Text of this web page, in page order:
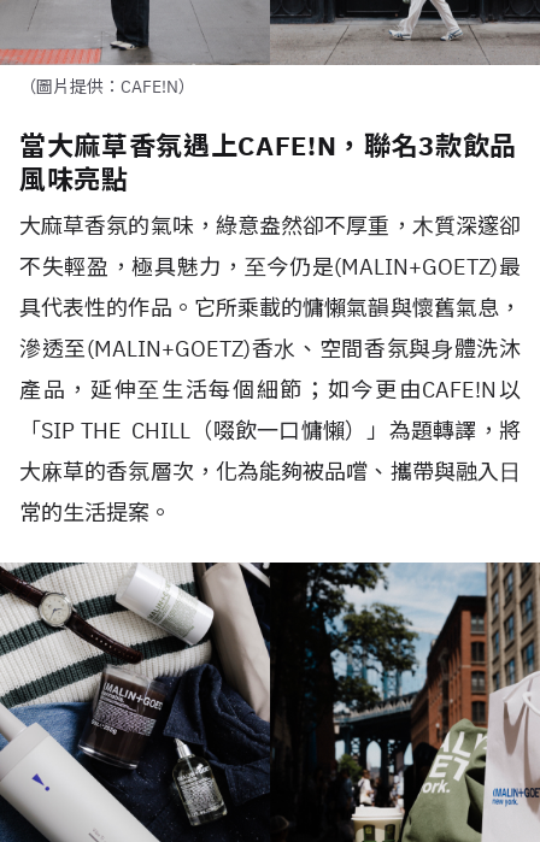
（圖片提供：CAFE!N）
當大麻草香氛遇上CAFE!N，聯名3款飲品
風味亮點
大麻草香氛的氣味， 綠意盎然卻不厚重，⽊質深邃卻
不失輕盈，極具魅力，⾄今仍是(MALIN+GOETZ)最
具代表性的作品。它所乘載的慵懶氣韻與懷舊氣息，
滲透至(MALIN+GOETZ)香⽔、空間香氛與⾝體洗沐
產品，延伸⾄⽣活每個細節；如今更由CAFE!N以
「SIP THE CHILL （啜飲一口慵懶）」為題轉譯，將
⼤⿇草的香氛層次，化為能夠被品嚐、攜帶與融入⽇
常的⽣活提案。